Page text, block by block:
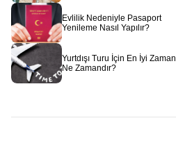
Evlilik Nedeniyle Pasaport
Yenileme Nasıl Yapılır?
Yurtdışı Turu İçin En İyi Zaman
Ne Zamandır?